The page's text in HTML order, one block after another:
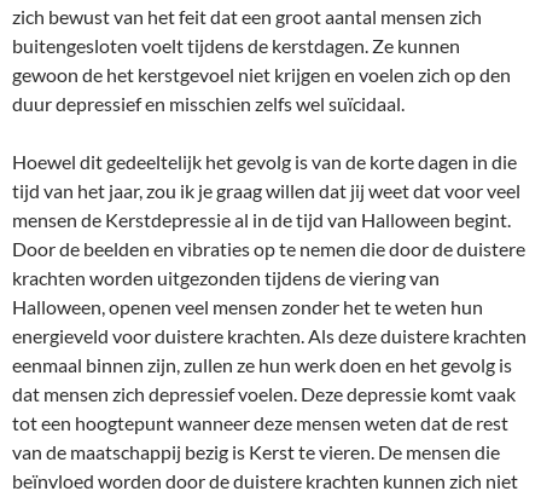
zich bewust van het feit dat een groot aantal mensen zich
buitengesloten voelt tijdens de kerstdagen. Ze kunnen
gewoon de het kerstgevoel niet krijgen en voelen zich op den
duur depressief en misschien zelfs wel suïcidaal.
Hoewel dit gedeeltelijk het gevolg is van de korte dagen in die
tijd van het jaar, zou ik je graag willen dat jij weet dat voor veel
mensen de Kerstdepressie al in de tijd van Halloween begint.
Door de beelden en vibraties op te nemen die door de duistere
krachten worden uitgezonden tijdens de viering van
Halloween, openen veel mensen zonder het te weten hun
energieveld voor duistere krachten. Als deze duistere krachten
eenmaal binnen zijn, zullen ze hun werk doen en het gevolg is
dat mensen zich depressief voelen. Deze depressie komt vaak
tot een hoogtepunt wanneer deze mensen weten dat de rest
van de maatschappij bezig is Kerst te vieren. De mensen die
beïnvloed worden door de duistere krachten kunnen zich niet